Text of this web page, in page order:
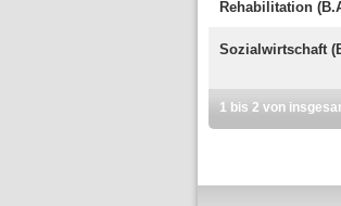
Rehabilitation
Sozialwirtschaft
1 bis 2 von